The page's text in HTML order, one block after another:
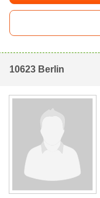
10623 Berlin